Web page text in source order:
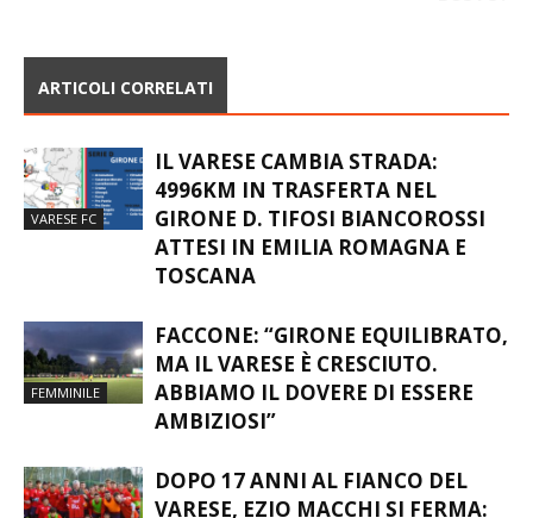
IL VARESE CAMBIA STRADA:
4996KM IN TRASFERTA NEL
GIRONE D. TIFOSI BIANCOROSSI
ATTESI IN EMILIA ROMAGNA E
FACCONE: “GIRONE EQUILIBRATO,
MA IL VARESE È CRESCIUTO.
ABBIAMO IL DOVERE DI ESSERE